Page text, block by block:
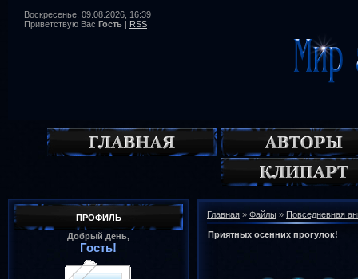
Воскресенье, 09.08.2026, 16:39
Приветствую Вас Гость | RSS
ПРОФИЛЬ
Добрый день,
Гость!
Главная » Файлы » Повседневная
Приятных осенних прогулок!